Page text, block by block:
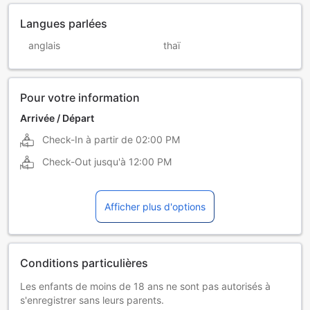
Langues parlées
anglais thaï
Pour votre information
Arrivée / Départ
Check-In à partir de 02:00 PM
Check-Out jusqu'à 12:00 PM
Afficher plus d'options
Conditions particulières
Les enfants de moins de 18 ans ne sont pas autorisés à
s'enregistrer sans leurs parents.